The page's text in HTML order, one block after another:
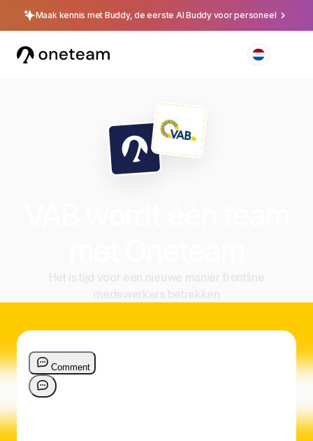
Maak kennis met Buddy, de eerste AI Buddy voor personeel